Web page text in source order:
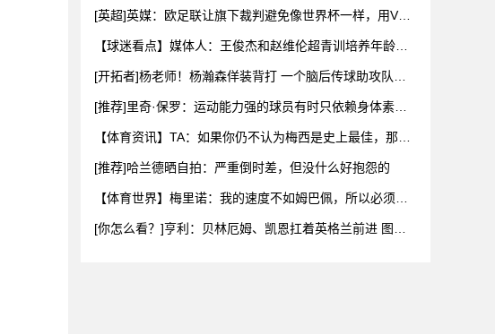
[英超]英媒：欧足联让旗下裁判避免像世界杯一样，用VAR
【球迷看点】媒体人：王俊杰和赵维伦超青训培养年龄限
[开拓者]杨老师！杨瀚森佯装背打 一个脑后传球助攻队友
[推荐]里奇·保罗：运动能力强的球员有时只依赖身体素质
【体育资讯】TA：如果你仍不认为梅西是史上最佳，那么
[推荐]哈兰德晒自拍：严重倒时差，但没什么好抱怨的
【体育世界】梅里诺：我的速度不如姆巴佩，所以必须找
[你怎么看？]亨利：贝林厄姆、凯恩扛着英格兰前进 图赫